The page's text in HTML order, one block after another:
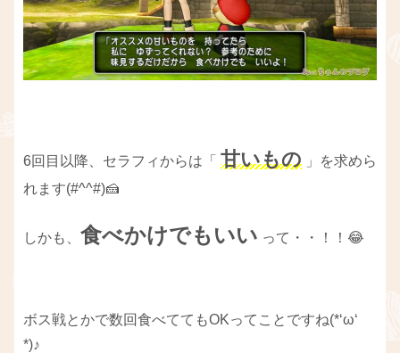
6回目以降、セラフィからは「 甘いもの 」を求めら
れます(#^^#)🍰
しかも、 食べかけでもいい って・・！！😂
ボス戦とかで数回食べててもOKってことですね(*‘ω‘
*)♪